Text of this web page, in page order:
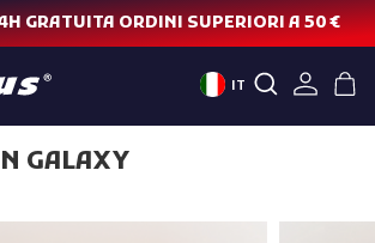
GRATUITA ORDINI SUPERIORI A 50 €
IT
GALAXY